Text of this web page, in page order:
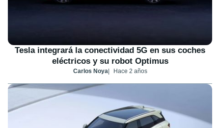
Tesla integrará la conectividad 5G en sus coches
eléctricos y su robot Optimus
Carlos Noya Hace 2 años